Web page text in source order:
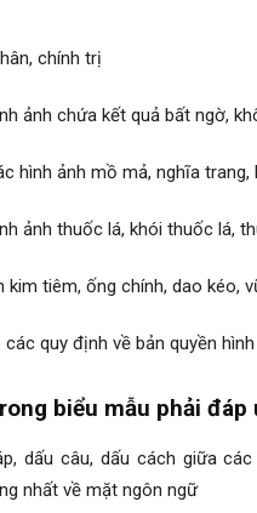
chính trị
ảnh chứa kết quả bất ngờ,
hình ảnh mồ mả, nghĩa
ảnh thuốc lá, khói thuốc lá,
kim tiêm, ống chính, dao kéo,
quy định về bản quyền
biểu mẫu phải
dấu câu, dấu cách giữa
nhất về mặt ngôn ngữ